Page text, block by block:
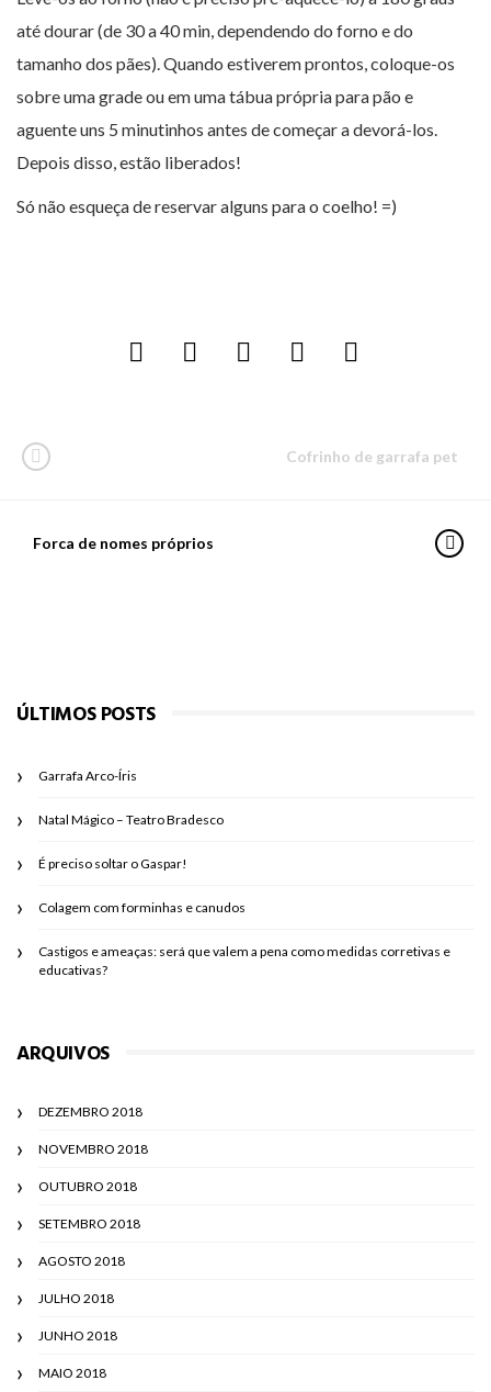
até dourar (de 30 a 40 min, dependendo do forno e do
tamanho dos pães). Quando estiverem prontos, coloque-os
sobre uma grade ou em uma tábua própria para pão e
aguente uns 5 minutinhos antes de começar a devorá-los.
Depois disso, estão liberados!
Só não esqueça de reservar alguns para o coelho! =)
Cofrinho de garrafa pet
Forca de nomes próprios
ÚLTIMOS POSTS
Garrafa Arco-Íris
Natal Mágico – Teatro Bradesco
É preciso soltar o Gaspar!
Colagem com forminhas e canudos
Castigos e ameaças: será que valem a pena como medidas corretivas e
educativas?
ARQUIVOS
DEZEMBRO 2018
NOVEMBRO 2018
OUTUBRO 2018
SETEMBRO 2018
AGOSTO 2018
JULHO 2018
JUNHO 2018
MAIO 2018